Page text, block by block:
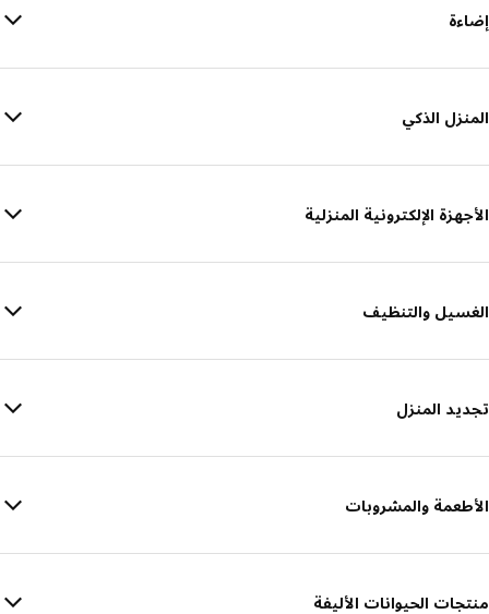
إضاءة
المنزل الذكي
الأجهزة الإلكترونية المنزلية
الغسيل والتنظيف
تجديد المنزل
الأطعمة والمشروبات
منتجات الحيوانات الأليفة